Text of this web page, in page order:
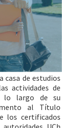
casa de estudios
actividades de
lo largo de su
al Título
los certificados